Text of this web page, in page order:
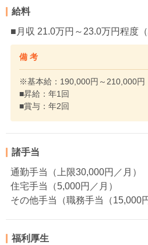
給料
■月収 21.0万円～23.0万円程度（
備 考
※基本給：190,000円～210,000円
■昇給：年1回
■賞与：年2回
諸手当
通勤手当（上限30,000円／月）
住宅手当（5,000円／月）
その他手当（職務手当（15,000
福利厚生